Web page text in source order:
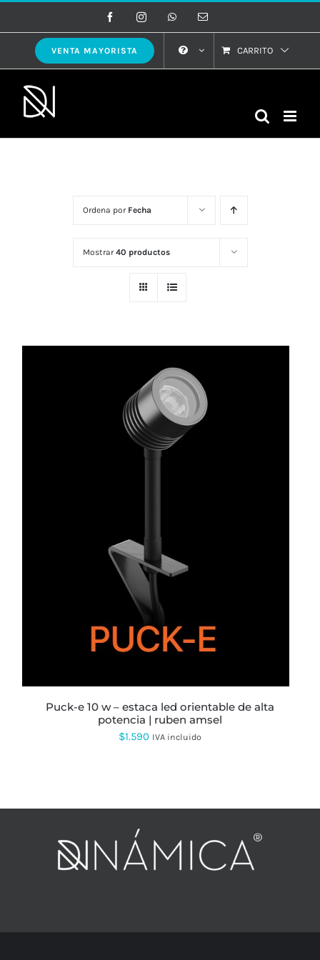
al
contenido
FacebookInstagramWhatsAppCorreo
VENTA MAYORISTA CARRITO
Ordena por Fecha
Mostrar40 productos
puck-e 10 w – estaca led orientable de alta
potencia | ruben amsel
$1.590 IVA incluido